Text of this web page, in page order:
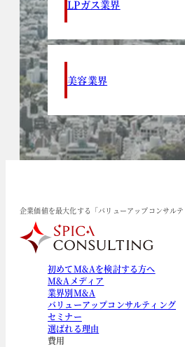
LPガス業界
美容業界
企業価値を最大化する「バリューアップコンサル
初めてM&Aを検討する方へ
M&Aメディア
業界別M&A
バリューアップコンサルティング
セミナー
選ばれる理由
費用